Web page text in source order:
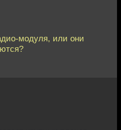
модуля, или они